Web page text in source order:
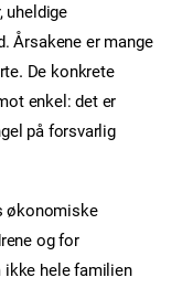
uheldige
Årsakene er mange
. De konkrete
enkel: det er
på forsvarlig
økonomiske
og for
ikke hele familien